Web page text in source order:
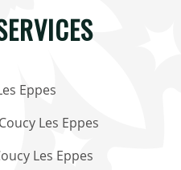
Eppes
Les Eppes
Les Eppes